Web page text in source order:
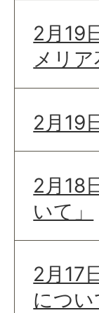
2月19
メリア
2月19
2月18
いて」
2月17
につい